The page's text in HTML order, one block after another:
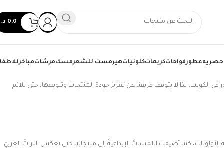
0,0
عطورفواحاتكريماتكلونياتهيرمست للشعرمسكمرشاتمباخر
لذا لا يتوقف فريقنا عن تعزيز جودة المنتجات وتنويعها، حتى تلائم
كما أضيفت اللمساتُ الإبداعيةُ إلى منتجاتِنا حتى تعكس التراثَ العربيَ